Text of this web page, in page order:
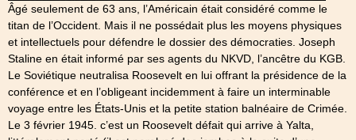
Âgé seulement de 63 ans, l’Américain était considéré comme le
titan de l’Occident. Mais il ne possédait plus les moyens physiques
et intellectuels pour défendre le dossier des démocraties. Joseph
Staline en était informé par ses agents du NKVD, l’ancêtre du KGB.
Le Soviétique neutralisa Roosevelt en lui offrant la présidence de la
conférence et en l’obligeant incidemment à faire un interminable
voyage entre les États-Unis et la petite station balnéaire de Crimée.
Le 3 février 1945. c’est un Roosevelt défait qui arrive à Yalta,